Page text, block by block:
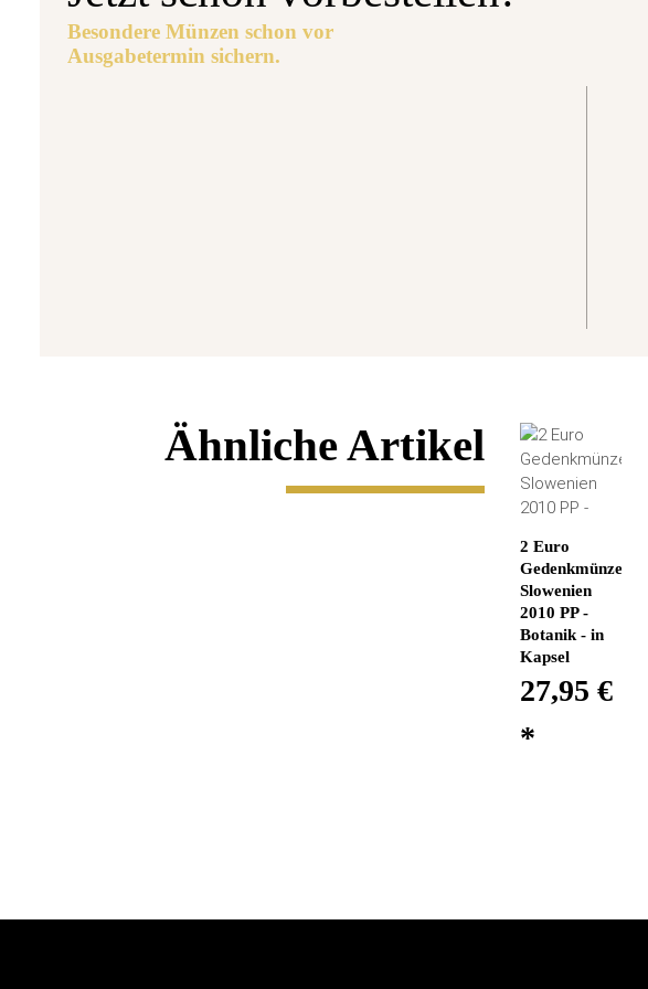
Besondere Münzen schon vor
Ausgabetermin sichern.
5 Euro
Ähnliche Artikel
2 Euro
Gedenkmünze
Slowenien
2010 PP -
Botanik - in
Kapsel
27,95 €
*